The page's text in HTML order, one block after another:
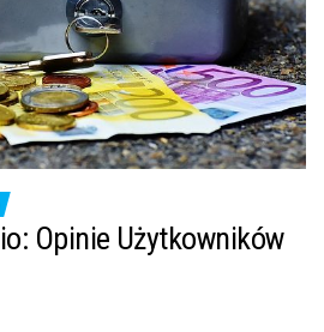
Opinie Użytkowników